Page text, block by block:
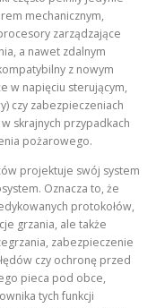
mechanicznym,
zarządzające
a nawet zdalnym
z nowym
w napięciu sterującym,
czy zabezpieczeniach
skrajnych przypadkach
pożarowego.
projektuje swój system
Oznacza to, że
protokołów,
grzania, ale także
zabezpieczenie
czy ochronę przed
pieca pod obce,
tych funkcji